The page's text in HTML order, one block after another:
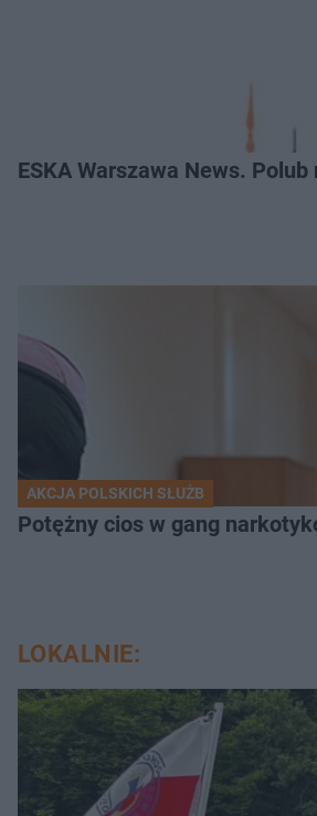
ESKA Warszawa News.
AKCJA POLSKICH SŁUŻB
Potężny cios w gang
LOKALNIE: